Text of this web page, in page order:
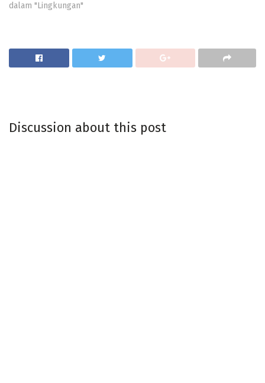
dalam "Lingkungan"
Discussion about this post